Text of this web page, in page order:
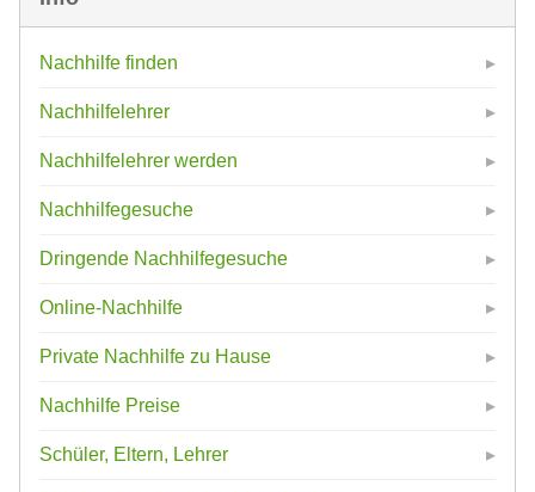
Nachhilfe finden
Nachhilfelehrer
Nachhilfelehrer werden
Nachhilfegesuche
Dringende Nachhilfegesuche
Online-Nachhilfe
Private Nachhilfe zu Hause
Nachhilfe Preise
Schüler, Eltern, Lehrer